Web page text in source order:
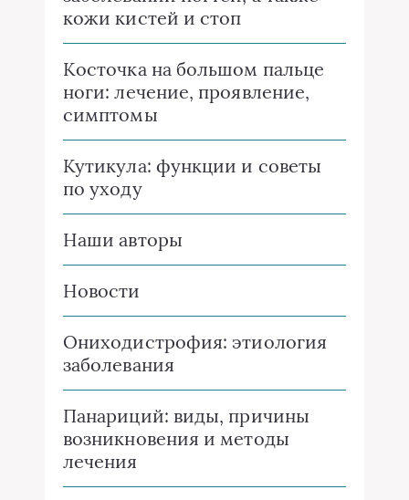
кожи кистей и стоп
Косточка на большом пальце
ноги: лечение, проявление,
симптомы
Кутикула: функции и советы
по уходу
Наши авторы
Новости
Ониходистрофия: этиология
заболевания
Панариций: виды, причины
возникновения и методы
лечения